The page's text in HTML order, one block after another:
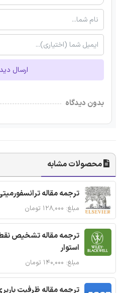
ارسال
بدون دیدگاه
محصولات مشابه
ترجمه مقاله
مبلغ: ۱۲۸,۰۰۰ تومان
ترجمه مقاله تشخیص
استوار
مبلغ: ۱۴۰,۰۰۰ تومان
ترجمه مقاله ظرفیت